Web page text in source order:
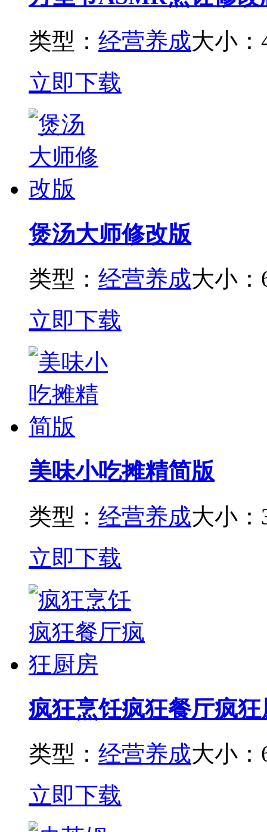
类型： 经营养成大小：
立即下载
煲汤大师修改版
类型： 经营养成大小：
立即下载
美味小吃摊精简版
类型： 经营养成大小：
立即下载
疯狂烹饪疯狂餐厅疯狂
类型： 经营养成大小：
立即下载